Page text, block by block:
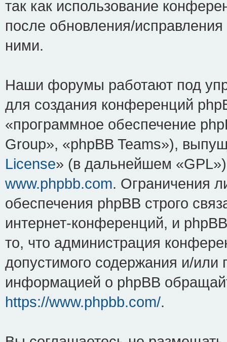
так как использование
после обновления/
ними.
Наши форумы работают под
для создания конференций
«программное обеспечение
Group», «phpBB Teams»),
License» (в дальнейшем
www.phpbb.com. Ограничения
обеспечения phpBB строго
интернет-конференций, и
то, что администрация
допустимого содержания и/или
информацией о phpBB
https://www.phpbb.com/.